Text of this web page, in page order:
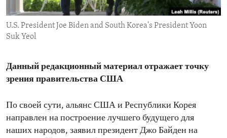
ENVIRONMENT AND HEALTH
IDEALS AND INSTITUTIONS
U.S. President Joe Biden and South Korea's President Yoon
Suk Yeol
Данный редакционный материал отражает точку
зрения правительства США
По своей сути, альянс США и Республики Корея
направлен на построение лучшего будущего для
наших народов, заявил президент Джо Байден на